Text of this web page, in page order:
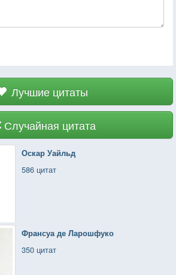
Лучшие цитаты
Случайная цитата
Оскар Уайльд
586 цитат
Франсуа де Ларошфуко
350 цитат